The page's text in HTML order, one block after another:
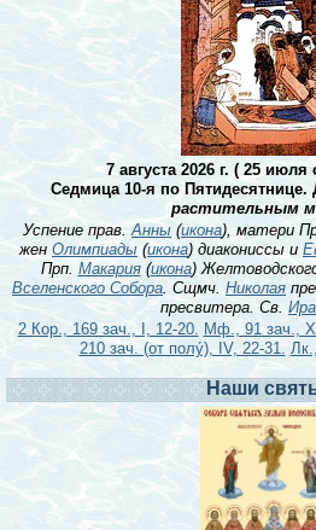
7 августа 2026 г. ( 25 июля
Седмица 10-я по Пятидесятнице.
растительным
Успение прав.Анны (икона), матери
жен Олимпиады (икона) диакониссы и
Прп.Макария(икона)
Вселенского Собора. Сщмч. Николая
пресвитера. Св.
2 Кор., 169 зач., I, 12-20. Мф., 91 зач.,
210 зач. (от полу́), IV, 22-31.
Наши